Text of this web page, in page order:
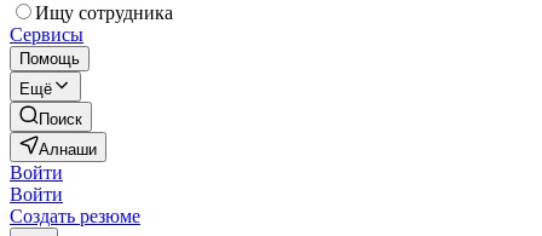
Ищу сотрудника
Сервисы
Помощь
Ещё
Поиск
Алнаши
Войти
Войти
Создать резюме